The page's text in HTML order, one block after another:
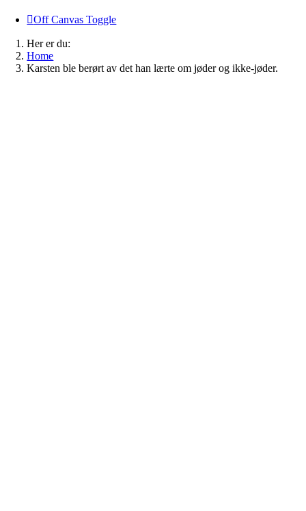
Off Canvas Toggle
Her er du:
Home
Karsten ble berørt av det han lærte om jøder og ikke-jøder.